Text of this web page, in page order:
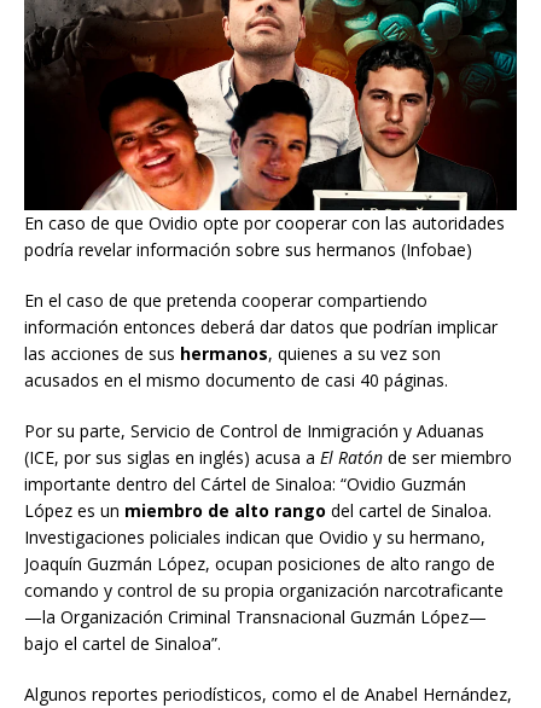
En caso de que Ovidio opte por cooperar con las autoridades
podría revelar información sobre sus hermanos (Infobae)
En el caso de que pretenda cooperar compartiendo
información entonces deberá dar datos que podrían implicar
las acciones de sus hermanos, quienes a su vez son
acusados en el mismo documento de casi 40 páginas.
Por su parte, Servicio de Control de Inmigración y Aduanas
(ICE, por sus siglas en inglés) acusa a El Ratón de ser miembro
importante dentro del Cártel de Sinaloa: “Ovidio Guzmán
López es un miembro de alto rango del cartel de Sinaloa.
Investigaciones policiales indican que Ovidio y su hermano,
Joaquín Guzmán López, ocupan posiciones de alto rango de
comando y control de su propia organización narcotraficante
—la Organización Criminal Transnacional Guzmán López—
bajo el cartel de Sinaloa”.
Algunos reportes periodísticos, como el de Anabel Hernández,